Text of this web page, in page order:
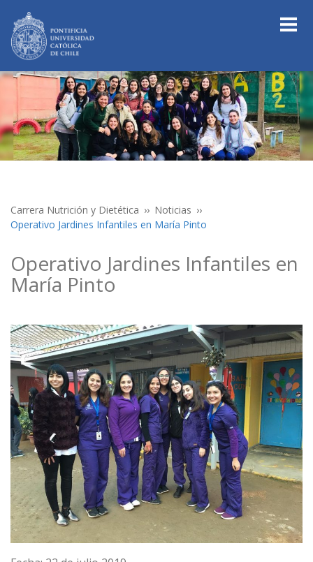
Carrera Nutrición y Dietética
Noticias
Operativo Jardines Infantiles en María Pinto
Operativo Jardines Infantiles en
María Pinto